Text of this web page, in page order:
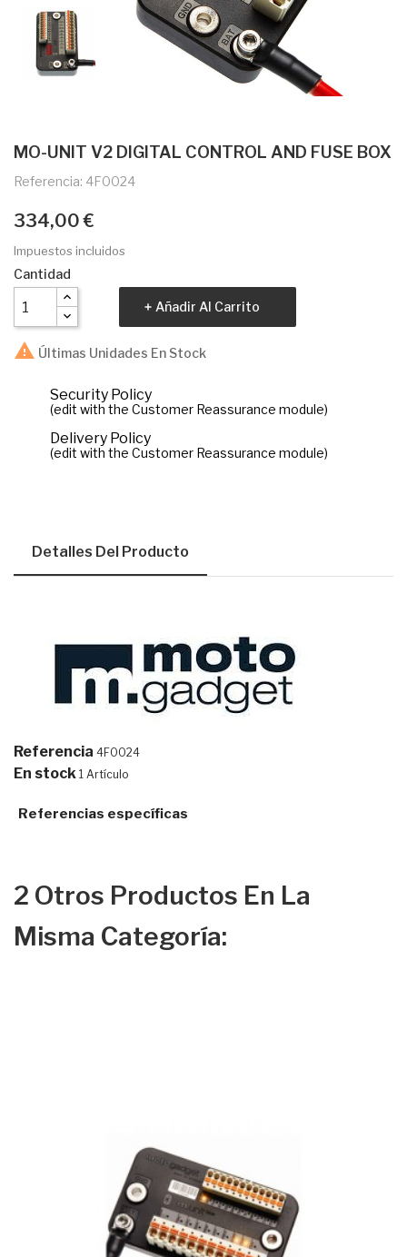
MO-UNIT V2 DIGITAL CONTROL AND FUSE BOX
Referencia: 4F0024
334,00 €
Impuestos incluidos
Cantidad
Añadir Al Carrito
 Últimas Unidades En Stock
Security Policy
(edit with the Customer Reassurance module)
Delivery Policy
(edit with the Customer Reassurance module)
Detalles Del Producto
Referencia 4F0024
En stock 1 Artículo
Referencias específicas
2 Otros Productos En La
Misma Categoría: